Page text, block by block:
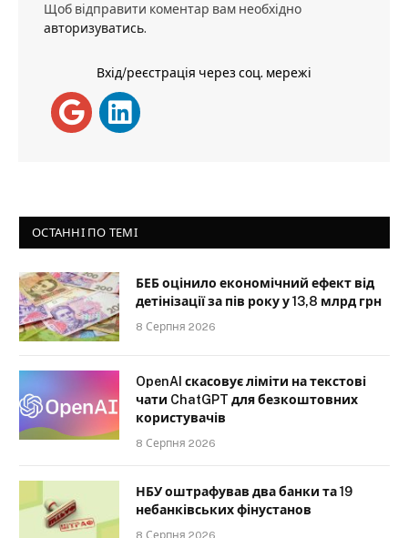
Щоб відправити коментар вам необхідно
авторизуватись.
Вхід/реєстрація через соц. мережі
ОСТАННІ ПО ТЕМІ
БЕБ оцінило економічний ефект від
детінізації за пів року у 13,8 млрд грн
8 Серпня 2026
OpenAI скасовує ліміти на текстові
чати ChatGPT для безкоштовних
користувачів
8 Серпня 2026
НБУ оштрафував два банки та 19
небанківських фінустанов
8 Серпня 2026